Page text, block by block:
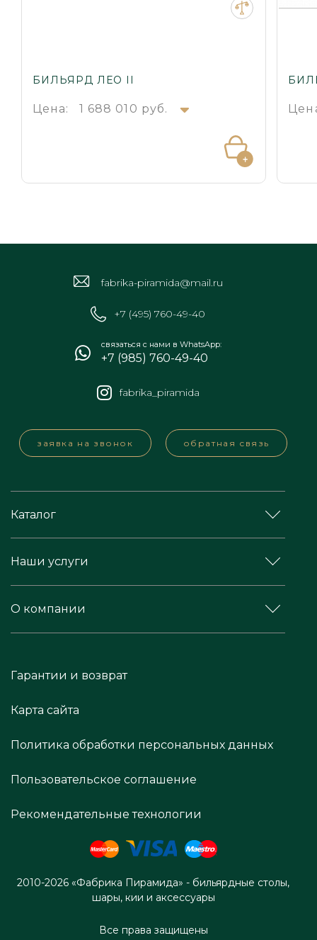
БИЛЬЯРД ЛЕО II
Цена: 1 688 010 руб.
fabrika-piramida@mail.ru
+7 (495) 760-49-40
связаться с нами в WhatsApp:
+7 (985) 760-49-40
fabrika_piramida
заявка на звонок обратная связь
Каталог
Наши услуги
О компании
Гарантии и возврат
Карта сайта
Политика обработки персональных данных
Пользовательское соглашение
Рекомендательные технологии
2010-2026 «Фабрика Пирамида» - бильярдные столы,
шары, кии и аксессуары
Все права защищены